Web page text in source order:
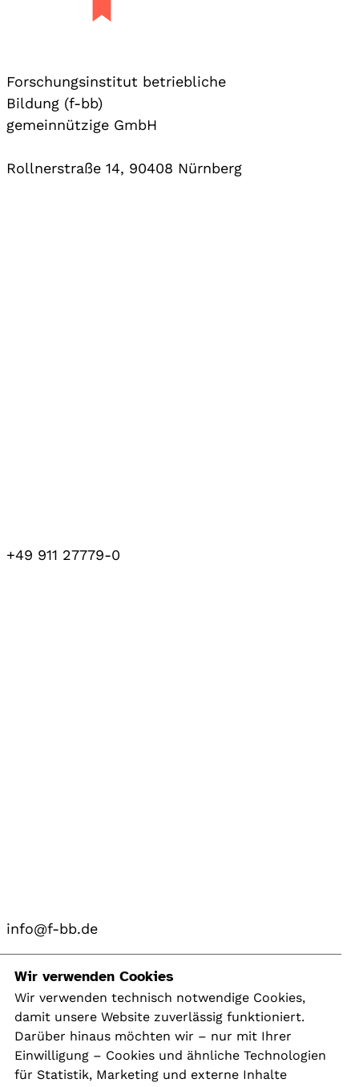
Forschungsinstitut betriebliche
Bildung (f-bb)
gemeinnützige GmbH
Rollnerstraße 14, 90408 Nürnberg
+49 911 27779-0
info@f-bb.de
Navigation
Kontakt
Presse
Aktuelles
Wir verwenden Cookies
Wir verwenden technisch notwendige Cookies,
damit unsere Website zuverlässig funktioniert.
Darüber hinaus möchten wir – nur mit Ihrer
Einwilligung – Cookies und ähnliche Technologien
für Statistik, Marketing und externe Inhalte